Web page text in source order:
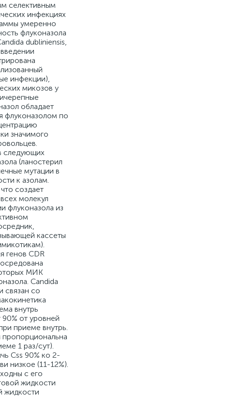
селективным
инфекциях
умеренно
флуконазола
dubliniensis,
инфекции),
микозов у
обладает
флуконазолом по
значимого
следующих
(ланостерил
мутации в
к азолам.
создает
молекул
флуконазола из
кассеты
генов CDR
МИК
Candida
связан со
внутрь
от уровней
приеме внутрь.
пропорциональна
1 раз/сут).
Css 90% ко 2-
низкое (11-12%).
с его
жидкости
жидкости